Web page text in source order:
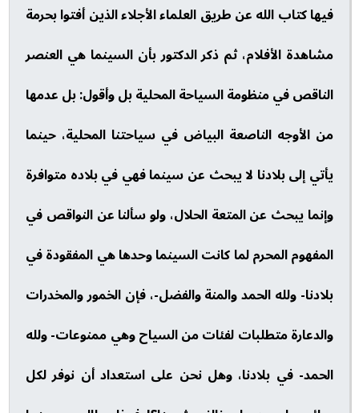
فيها كتاب الله عن طريق العلماء الأجلاء الذين أفتوا بحرمة
مشاهدة الأفلام، ثم ذكر الدكتور بأن السينما هي العنصر
الناقص في منظومة السياحة المحلية بل وأقول: بل عدمها
من الأوجه الناصعة البياض في سياحتنا المحلية، حينما
يأتي إلى بلادنا لا يبحث عن سينما فهي في بلاده متوافرة
وإنما يبحث عن المتعة الحلال، ولو سألنا عن النواقص في
المفهوم المحرم لما كانت السينما وحدها هي المفقودة في
بلادنا- ولله الحمد والمنة والفضل-، فإن الخمور والمخدرات
والدعارة متطلبات لفئات من السياح وهي ممنوعات- ولله
الحمد- في بلادنا، وهل نحن على استعداد أن نوفر لكل